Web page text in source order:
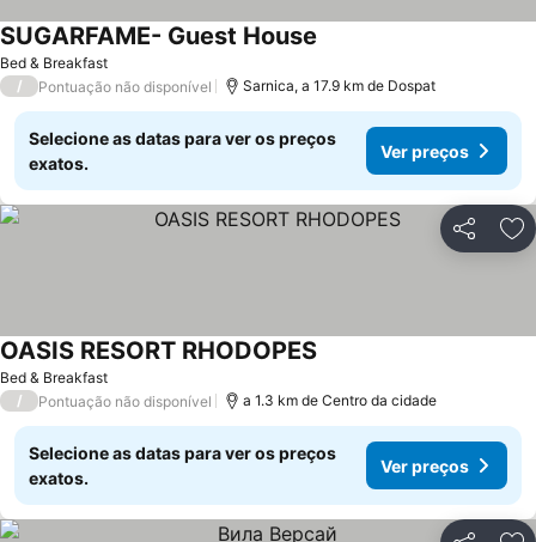
Bed & Breakfast
SUGARFAME- Guest House
/ Pontuação não disponível Sarnica, a 17.9 km de Dospat
Selecione as datas para ver os preços
exatos.
Ver preços
Partilhar
Bed & Breakfast
OASIS RESORT RHODOPES
/ Pontuação não disponível a 1.3 km de Centro da cidade
Selecione as datas para ver os preços
exatos.
Ver preços